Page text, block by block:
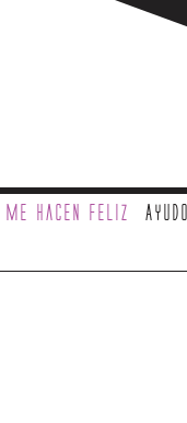
me hacen feliz Ayudo